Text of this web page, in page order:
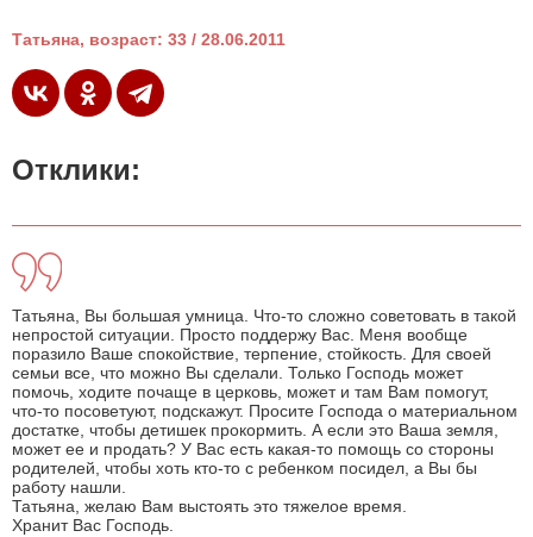
Татьяна, возраст: 33 / 28.06.2011
Отклики:
Татьяна, Вы большая умница. Что-то сложно советовать в такой
непростой ситуации. Просто поддержу Вас. Меня вообще
поразило Ваше спокойствие, терпение, стойкость. Для своей
семьи все, что можно Вы сделали. Только Господь может
помочь, ходите почаще в церковь, может и там Вам помогут,
что-то посоветуют, подскажут. Просите Господа о материальном
достатке, чтобы детишек прокормить. А если это Ваша земля,
может ее и продать? У Вас есть какая-то помощь со стороны
родителей, чтобы хоть кто-то с ребенком посидел, а Вы бы
работу нашли.
Татьяна, желаю Вам выстоять это тяжелое время.
Хранит Вас Господь.